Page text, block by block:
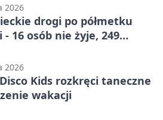
2026
drogi po półmetku
- 16 osób nie żyje, 249
2026
Kids rozkręci taneczne
wakacji